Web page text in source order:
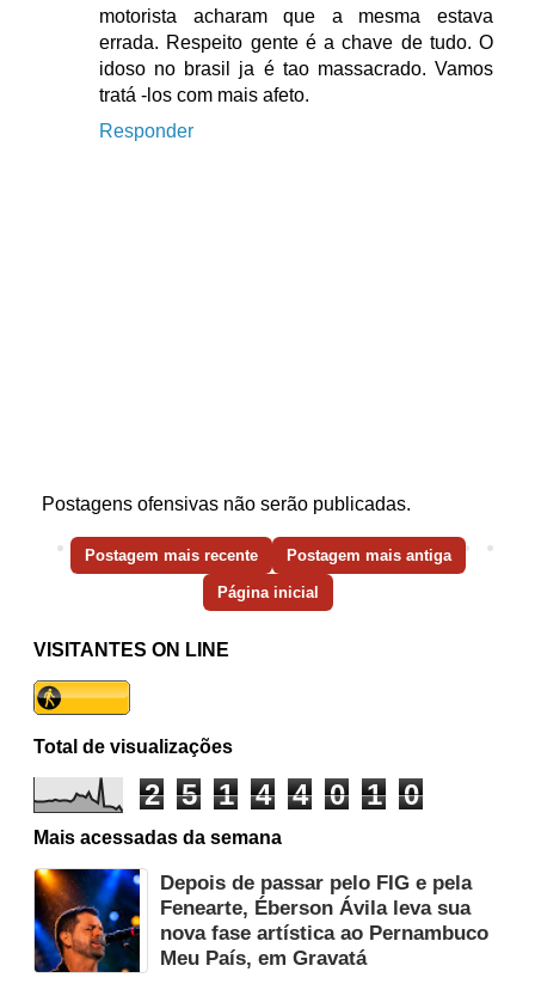
motorista acharam que a mesma estava
errada. Respeito gente é a chave de tudo. O
idoso no brasil ja é tao massacrado. Vamos
tratá -los com mais afeto.
Responder
Postagens ofensivas não serão publicadas.
Postagem mais recente Postagem mais antiga
Página inicial
VISITANTES ON LINE
Total de visualizações
2 5 1 4 4 0 1 0
Mais acessadas da semana
Depois de passar pelo FIG e pela
Fenearte, Éberson Ávila leva sua
nova fase artística ao Pernambuco
Meu País, em Gravatá